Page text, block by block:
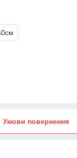
Умови повернення